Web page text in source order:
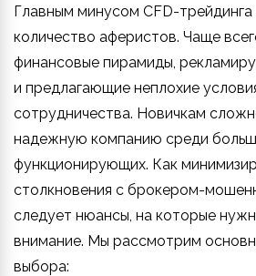
Главным минусом CFD-
количество аферистов. Чаще
финансовые пирамиды,
и предлагающие неплохие
сотрудничества. Новичкам
надежную компанию среди
функционирующих. Как
столкновения с брокером-
следует нюансы, на которые
внимание. Мы рассмотрим
выбора: